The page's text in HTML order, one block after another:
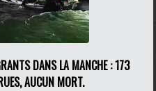
DANS LA MANCHE : 173
AUCUN MORT.